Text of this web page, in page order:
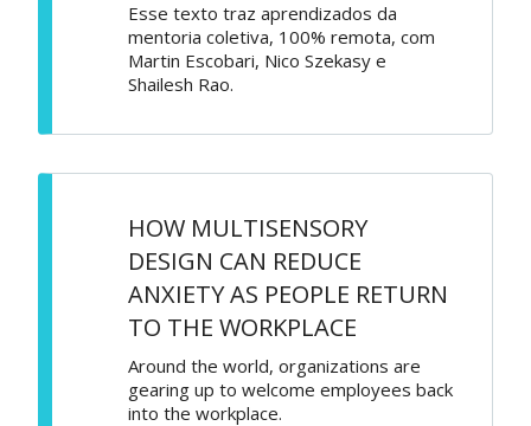
Esse texto traz aprendizados da
mentoria coletiva, 100% remota, com
Martin Escobari, Nico Szekasy e
Shailesh Rao.
HOW MULTISENSORY
DESIGN CAN REDUCE
ANXIETY AS PEOPLE RETURN
TO THE WORKPLACE
Around the world, organizations are
gearing up to welcome employees back
into the workplace.